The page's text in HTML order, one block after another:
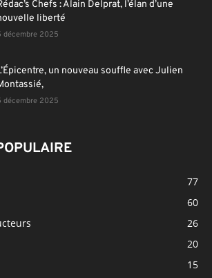
Chefs : Alain Delprat, l’élan d’une
liberté
décembre 2025
un nouveau souffle avec Julien
décembre 2025
77
60
26
20
15